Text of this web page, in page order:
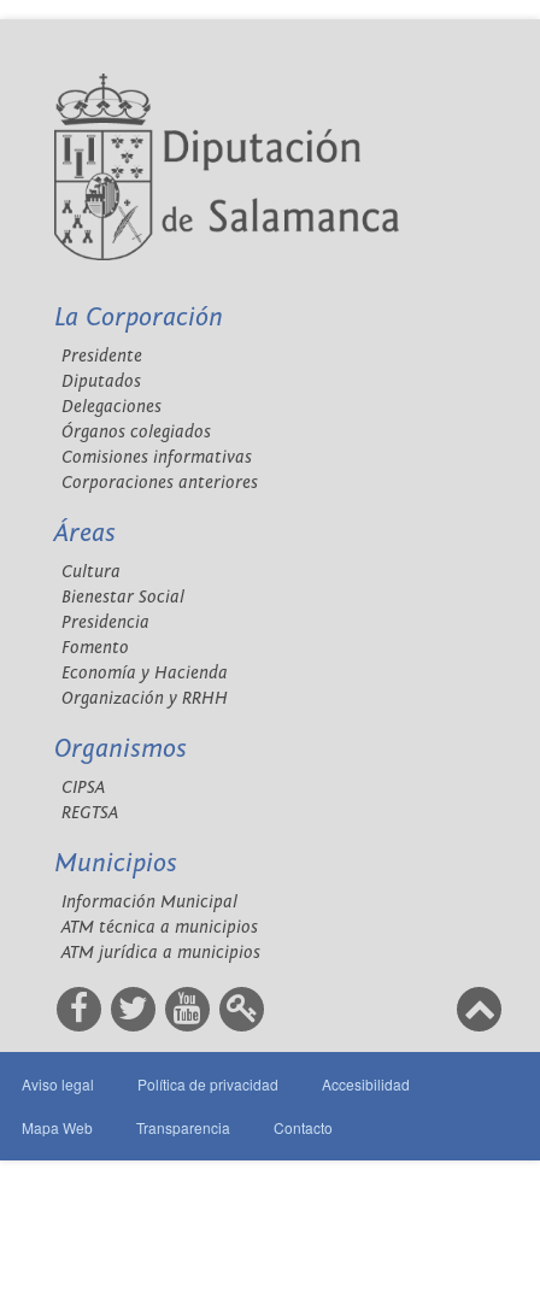
La Corporación
Presidente
Diputados
Delegaciones
Órganos colegiados
Comisiones informativas
Corporaciones anteriores
Áreas
Cultura
Bienestar Social
Presidencia
Fomento
Economía y Hacienda
Organización y RRHH
Organismos
CIPSA
REGTSA
Municipios
Información Municipal
ATM técnica a municipios
ATM jurídica a municipios
Aviso legal Política de privacidad Accesibilidad
Mapa Web Transparencia Contacto